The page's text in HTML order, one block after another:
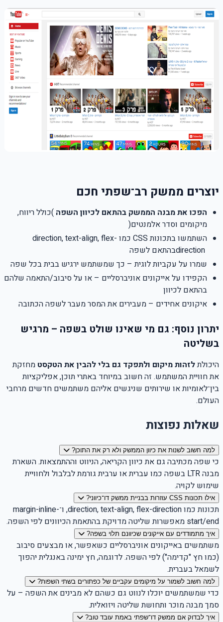
יוצרים ממשק רב־שפתי חכם
הפכו את מבנה הממשק בהתאם לכיוון השפה (כולל ריווח,
מיקומים וסדר אלמנטים)
השתמשו בתכונותCSS כמו direction, text-align, flex-
directionבהתאם לשפה
שמרו על עקביות לוגית – כך שמשתמש ירגיש בבית בכל שפה
הקפידו על אייקונים אוניברסליים – או על סיבוב/התאמה שלהם
בהתאם לכיוון
איקונים אחידים – מעבירים את המסר מעבר לשפה הכתובה
יתרון נוסף: גם מי שאינו שולט בשפה – מרגיש
בשליטה
היכולתלזהות מיקום ולתפקד גם בלי להבין את הטקסט מחזקת
את חוויית המשתמש. זה חשוב במיוחד באתרי תוכן, אפליקציות
בין־לאומיות או שירותים שניגשים אליהם משתמשים חדשים מרחבי
העולם.
שאלות נפוצות
למה חשוב לשנות את כיוון הממשק ולא רק את התוכן?
כי שפה מכתיבה גם את כיוון הקריאה, הניווט וההתמצאות. השארת
מבנה LTR בשפה כמו עברית או ערבית גורמת לבלבול ולחוויית
שימוש לקויה.
אילו תכונות CSS עוזרות בבניית ממשק דו־כיווני?
תכונות כמו direction, text-align, flex-direction, ו־margin-inline-
start/end מאפשרות שליטה מדויקת בהתאמת הכיוונים לפי השפה.
איך מתמודדים עם אייקונים שכיוונם תלוי בשפה?
משתמשים באייקונים אוניברסליים כשאפשר, או מבצעים סיבוב
(כמו חץ "קדימה") לפי השפה. לדוגמה, חץ ימינה באנגלית יהפוך
לשמאל בעברית.
למה חשוב לשמור על מיקומים עקביים של כפתורים בשתי השפות?
כדי שמשתמשים יוכלו לנווט גם כשהם לא מבינים את השפה – על
סמך מבנה מוכר ותחושת שליטה ויזואלית.
איך לבדוק אם ממשק דו־שפתי באמת עובד טוב?